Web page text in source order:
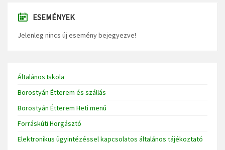
ESEMÉNYEK
Jelenleg nincs új esemény bejegyezve!
Általános Iskola
Borostyán Étterem és szállás
Borostyán Étterem Heti menü
Forráskúti Horgásztó
Elektronikus ügyintézéssel kapcsolatos általános tájékoztató